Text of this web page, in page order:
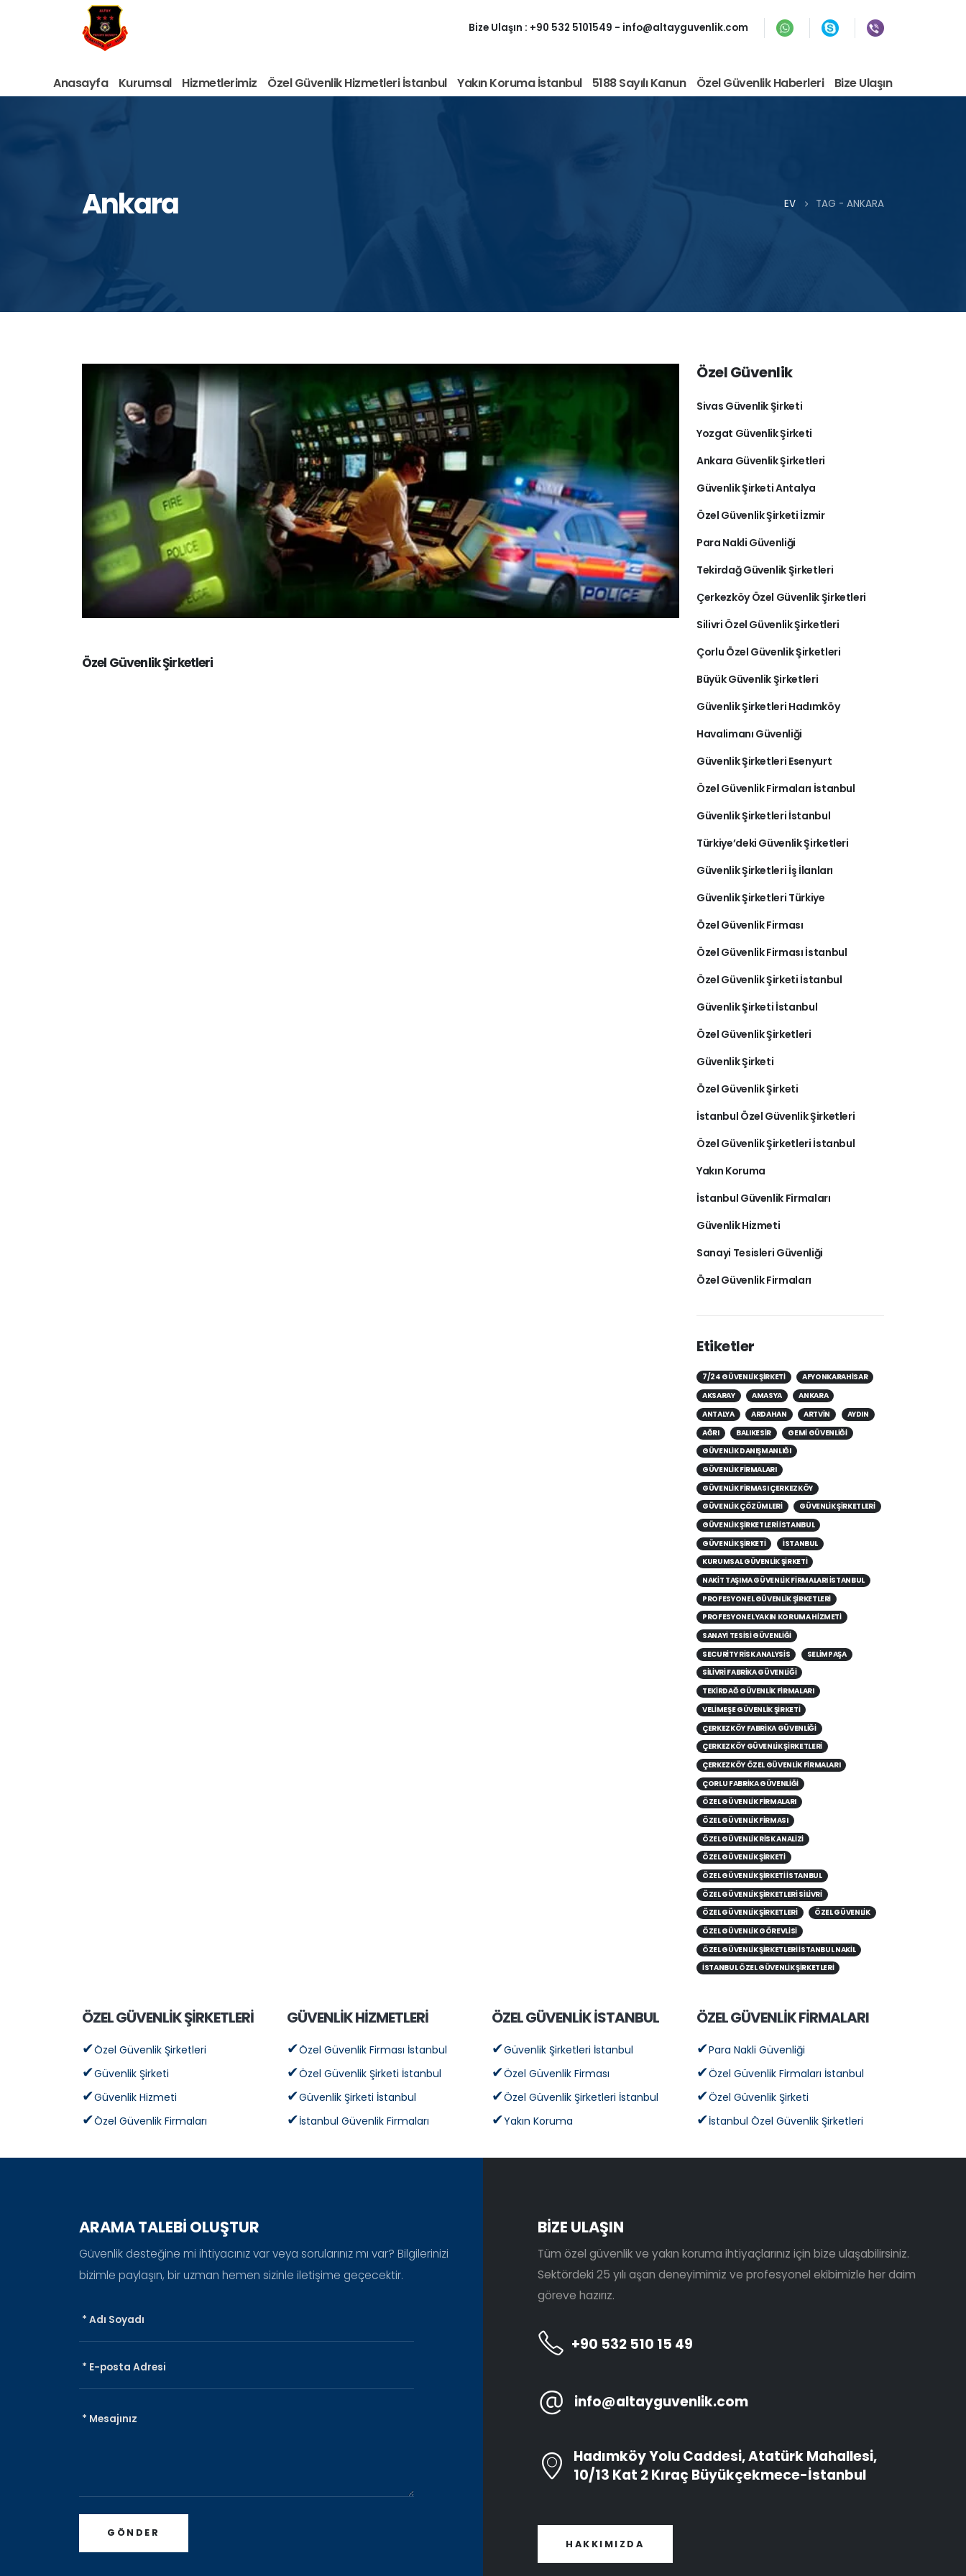
Bize Ulaşın : +90 532 5101549 - info@altayguvenlik.com
Anasayfa Kurumsal Hizmetlerimiz Özel Güvenlik Hizmetleri İstanbul Yakın Koruma İstanbul 5188 Sayılı Kanun Özel Güvenlik Haberleri Bize Ulaşın
Ankara EV TAG - ANKARA
Post Archive
Özel Güvenlik Şirketleri
Özel Güvenlik
Sivas Güvenlik Şirketi
Yozgat Güvenlik Şirketi
Ankara Güvenlik Şirketleri
Güvenlik Şirketi Antalya
Özel Güvenlik Şirketi İzmir
Para Nakli Güvenliği
Tekirdağ Güvenlik Şirketleri
Çerkezköy Özel Güvenlik Şirketleri
Silivri Özel Güvenlik Şirketleri
Çorlu Özel Güvenlik Şirketleri
Büyük Güvenlik Şirketleri
Güvenlik Şirketleri Hadımköy
Havalimanı Güvenliği
Güvenlik Şirketleri Esenyurt
Özel Güvenlik Firmaları İstanbul
Güvenlik Şirketleri İstanbul
Türkiye’deki Güvenlik Şirketleri
Güvenlik Şirketleri İş İlanları
Güvenlik Şirketleri Türkiye
Özel Güvenlik Firması
Özel Güvenlik Firması İstanbul
Özel Güvenlik Şirketi İstanbul
Güvenlik Şirketi İstanbul
Özel Güvenlik Şirketleri
Güvenlik Şirketi
Özel Güvenlik Şirketi
İstanbul Özel Güvenlik Şirketleri
Özel Güvenlik Şirketleri İstanbul
Yakın Koruma
İstanbul Güvenlik Firmaları
Güvenlik Hizmeti
Sanayi Tesisleri Güvenliği
Özel Güvenlik Firmaları
Etiketler
7/24 GÜVENLIK ŞIRKETI
AFYONKARAHISAR
AKSARAY
AMASYA
ANKARA
ANTALYA
ARDAHAN ARTVIN
AYDIN
AĞRI
BALIKESIR
GEMI GÜVENLIĞI
GÜVENLIK DANIŞMANLIĞI
GÜVENLIK FIRMALARI
GÜVENLIK FIRMASI ÇERKEZKÖY
GÜVENLIK ÇÖZÜMLERI
GÜVENLIK ŞIRKETLERI
GÜVENLIK ŞIRKETLERI İSTANBUL
GÜVENLIK ŞIRKETI
ISTANBUL
KURUMSAL GÜVENLIK ŞIRKETI
NAKIT TAŞIMA GÜVENLIK FIRMALARI İSTANBUL
PROFESYONEL GÜVENLIK ŞIRKETLERI
PROFESYONEL YAKIN KORUMA HIZMETI
SANAYI TESISI GÜVENLIĞI
SECURITY RISK ANALYSIS
SELIMPAŞA
SILIVRI FABRIKA GÜVENLIĞI
TEKIRDAĞ GÜVENLIK FIRMALARI
VELIMEŞE GÜVENLIK ŞIRKETI
ÇERKEZKÖY FABRIKA GÜVENLIĞI
ÇERKEZKÖY GÜVENLIK ŞIRKETLERI
ÇERKEZKÖY ÖZEL GÜVENLIK FIRMALARI
ÇORLU FABRIKA GÜVENLIĞI
ÖZEL GÜVENLIK FIRMALARI
ÖZEL GÜVENLIK FIRMASI
ÖZEL GÜVENLIK RISK ANALIZI
ÖZEL GÜVENLIK ŞIRKETI
ÖZEL GÜVENLIK ŞIRKETI İSTANBUL
ÖZEL GÜVENLIK ŞIRKETLERI SILIVRI
ÖZEL GÜVENLIK ŞIRKETLERI
ÖZEL GÜVENLIK
ÖZEL GÜVENLIK GÖREVLISI
ÖZEL GÜVENLIK ŞIRKETLERI İSTANBUL NAKIL
İSTANBUL ÖZEL GÜVENLIK ŞIRKETLERI
ÖZEL GÜVENLİK ŞİRKETLERİ
Özel Güvenlik Şirketleri
Güvenlik Şirketi
Güvenlik Hizmeti
Özel Güvenlik Firmaları
GÜVENLİK HİZMETLERİ
Özel Güvenlik Firması İstanbul
Özel Güvenlik Şirketi İstanbul
Güvenlik Şirketi İstanbul
İstanbul Güvenlik Firmaları
ÖZEL GÜVENLİK İSTANBUL
Güvenlik Şirketleri İstanbul
Özel Güvenlik Firması
Özel Güvenlik Şirketleri İstanbul
Yakın Koruma
ÖZEL GÜVENLİK FİRMALARI
Para Nakli Güvenliği
Özel Güvenlik Firmaları İstanbul
Özel Güvenlik Şirketi
İstanbul Özel Güvenlik Şirketleri
ARAMA TALEBİ OLUŞTUR
Güvenlik desteğine mi ihtiyacınız var veya sorularınız mı var? Bilgilerinizi
bizimle paylaşın, bir uzman hemen sizinle iletişime geçecektir.
BİZE ULAŞIN
Tüm özel güvenlik ve yakın koruma ihtiyaçlarınız için bize ulaşabilirsiniz.
Sektördeki 25 yılı aşan deneyimimiz ve profesyonel ekibimizle her daim
göreve hazırız.
+90 532 510 15 49
info@altayguvenlik.com
Hadımköy Yolu Caddesi, Atatürk Mahallesi,
10/13 Kat 2 Kıraç Büyükçekmece-İstanbul
HAKKIMIZDA